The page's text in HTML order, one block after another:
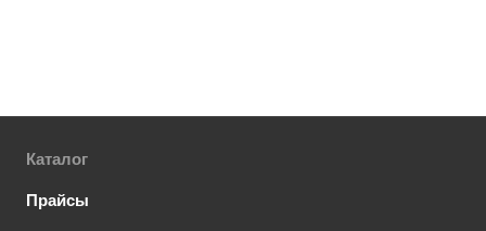
Каталог
Прайсы